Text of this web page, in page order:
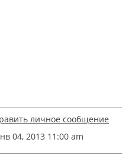
04, 2013 11:00 am